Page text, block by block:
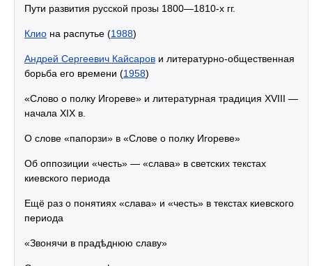
Пути развития русской прозы 1800—1810-х гг.
Клио на распутье (1988)
Андрей Сергеевич Кайсаров и литературно-общественная
борьба его времени (1958)
«Слово о полку Игореве» и литературная традиция XVIII —
начала XIX в.
О слове «папорзи» в «Слове о полку Игореве»
Об оппозиции «честь» — «слава» в светских текстах
киевского периода
Ещё раз о понятиях «слава» и «честь» в текстах киевского
периода
«Звонячи в прадѣднюю славу»